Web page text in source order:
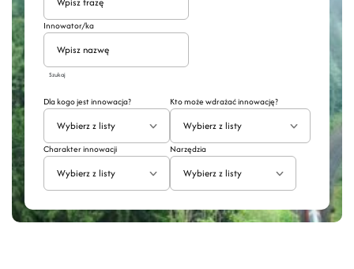
Innowator/ka
Szukaj
Dla kogo jest innowacja?
Wybierz z listy
Kto może wdrażać innowację?
Wybierz z listy
Charakter innowacji
Wybierz z listy
Narzędzia
Wybierz z listy